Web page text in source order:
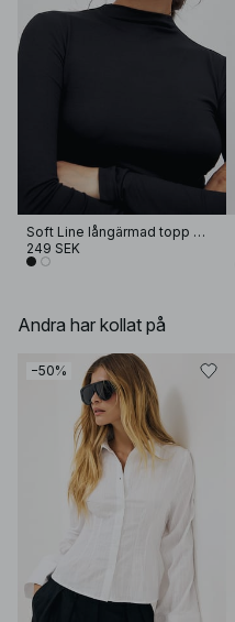
Soft Line långärmad topp med tratthals
249 SEK
Andra har kollat på
−50%